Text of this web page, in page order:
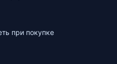
при покупке